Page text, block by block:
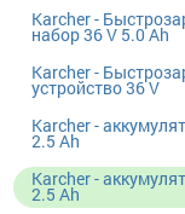
Karcher -
набор 36 V 5.0 Ah
Karcher -
устройство 36 V
Karcher -
2.5 Ah
Karcher -
2.5 Ah